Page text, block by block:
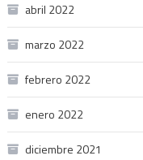
abril 2022
marzo 2022
febrero 2022
enero 2022
diciembre 2021